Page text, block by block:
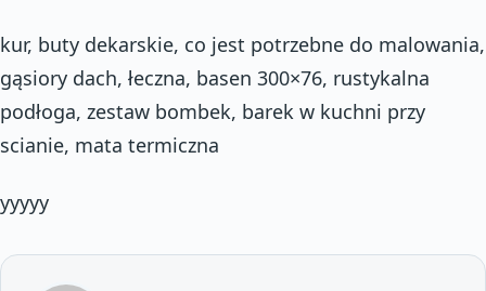
kur, buty dekarskie, co jest potrzebne do malowania,
gąsiory dach, łeczna, basen 300×76, rustykalna
podłoga, zestaw bombek, barek w kuchni przy
scianie, mata termiczna
yyyyy